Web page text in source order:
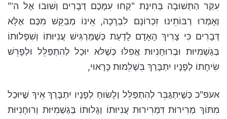
עִקַּר הַתְּשׁוּבָה בְּחִינַת "קְחוּ עִמָּכֶם דְּבָרִים וְשׁוּבוּ אֶל ה'"
וְאָמְרוּ רַבּוֹתֵינוּ זִכְרוֹנָם לִבְרָכָה, אֵינוֹ מְבַקֵּשׁ מִכֶּם אֶלָּא
דְּבָרִים כִּי צָרִיךְ הָאָדָם לָדַעַת כְּשֶׁמַּרְגִּישׁ עֲנִיּוּתוֹ וְשִׁפְלוּתוֹ
בְּגַשְׁמִיּוּת וּבְרוּחָנִיוּת אֲפִלּוּ כְּשֶׁלּא יוּכַל לְהִתְפַּלֵּל וּלְפָרֵשׁ
שִׂיחָתוֹ לְפָנָיו יִתְבָּרַךְ בִּשְׁלֵמוּת כָּרָאוּי,
אעפ"כ כְּשֶׁיִּתְגַּבֵּר לְהִתְפַּלֵּל וְלָשׂוּחַ לְפָנָיו יִתְבָּרַךְ אֵיךְ שֶׁיּוּכַל
מִתּוֹךְ מְרִירוּת דִּמְרִירוּת עֲנִיּוּתוֹ וְגָלוּתוֹ בְּגַשְׁמִיּוּת וְרוּחָנִיּוּת